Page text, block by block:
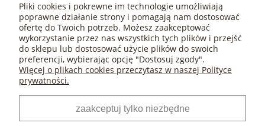
POMOC
MOJE KONTO
PŁATNOŚCI I DOSTAWA
Pliki cookies i pokrewne im technologie umożliwiają
poprawne działanie strony i pomagają nam dostosować
ofertę do Twoich potrzeb. Możesz zaakceptować
wykorzystanie przez nas wszystkich tych plików i przejść
do sklepu lub dostosować użycie plików do swoich
preferencji, wybierając opcję "Dostosuj zgody".
Więcej o plikach cookies przeczytasz w naszej Polityce
prywatności.
zaakceptuj tylko niezbędne